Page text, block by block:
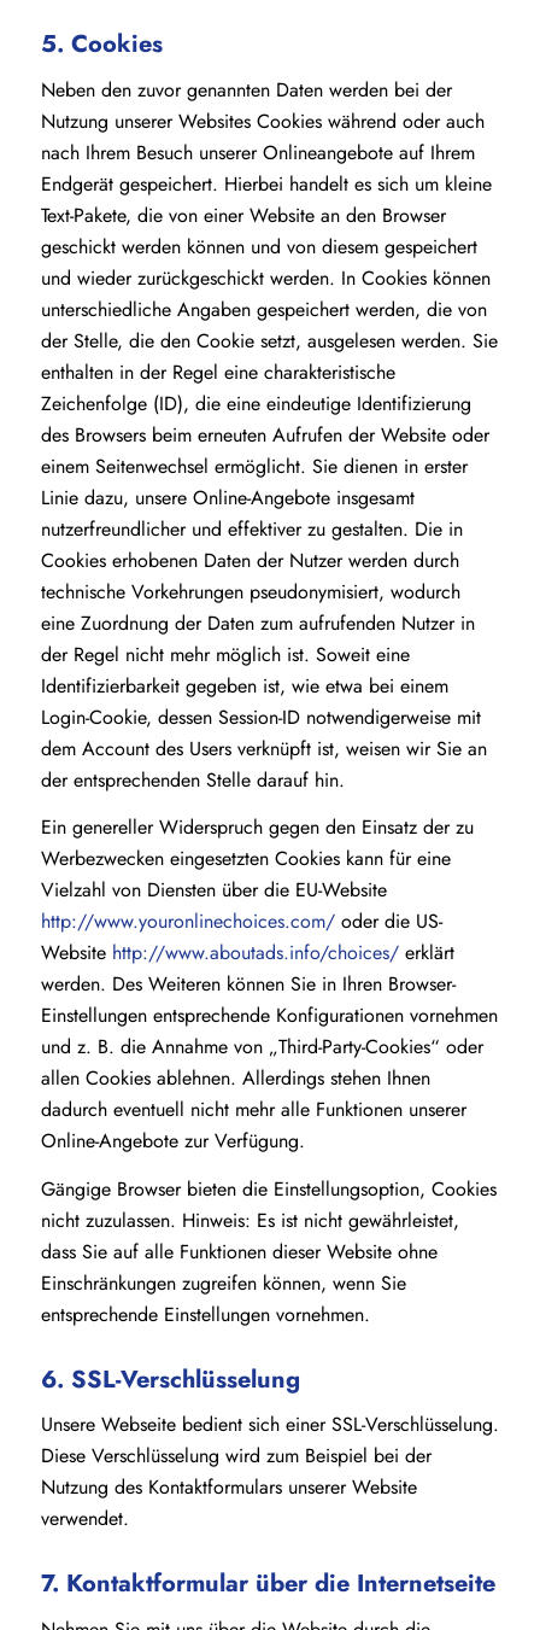
5. Cookies
Neben den zuvor genannten Daten werden bei der
Nutzung unserer Websites Cookies während oder auch
nach Ihrem Besuch unserer Onlineangebote auf Ihrem
Endgerät gespeichert. Hierbei handelt es sich um kleine
Text-Pakete, die von einer Website an den Browser
geschickt werden können und von diesem gespeichert
und wieder zurückgeschickt werden. In Cookies können
unterschiedliche Angaben gespeichert werden, die von
der Stelle, die den Cookie setzt, ausgelesen werden. Sie
enthalten in der Regel eine charakteristische
Zeichenfolge (ID), die eine eindeutige Identifizierung
des Browsers beim erneuten Aufrufen der Website oder
einem Seitenwechsel ermöglicht. Sie dienen in erster
Linie dazu, unsere Online-Angebote insgesamt
nutzerfreundlicher und effektiver zu gestalten. Die in
Cookies erhobenen Daten der Nutzer werden durch
technische Vorkehrungen pseudonymisiert, wodurch
eine Zuordnung der Daten zum aufrufenden Nutzer in
der Regel nicht mehr möglich ist. Soweit eine
Identifizierbarkeit gegeben ist, wie etwa bei einem
Login-Cookie, dessen Session-ID notwendigerweise mit
dem Account des Users verknüpft ist, weisen wir Sie an
der entsprechenden Stelle darauf hin.
Ein genereller Widerspruch gegen den Einsatz der zu
Werbezwecken eingesetzten Cookies kann für eine
Vielzahl von Diensten über die EU-Website
http://www.youronlinechoices.com/oder die US-
Website http://www.aboutads.info/choices/erklärt
werden. Des Weiteren können Sie in Ihren Browser-
Einstellungen entsprechende Konfigurationen vornehmen
und z. B. die Annahme von „Third-Party-Cookies“ oder
allen Cookies ablehnen. Allerdings stehen Ihnen
dadurch eventuell nicht mehr alle Funktionen unserer
Online-Angebote zur Verfügung.
Gängige Browser bieten die Einstellungsoption, Cookies
nicht zuzulassen. Hinweis: Es ist nicht gewährleistet,
dass Sie auf alle Funktionen dieser Website ohne
Einschränkungen zugreifen können, wenn Sie
entsprechende Einstellungen vornehmen.
6. SSL-Verschlüsselung
Unsere Webseite bedient sich einer SSL-Verschlüsselung.
Diese Verschlüsselung wird zum Beispiel bei der
Nutzung des Kontaktformulars unserer Website
verwendet.
7. Kontaktformular über die Internetseite